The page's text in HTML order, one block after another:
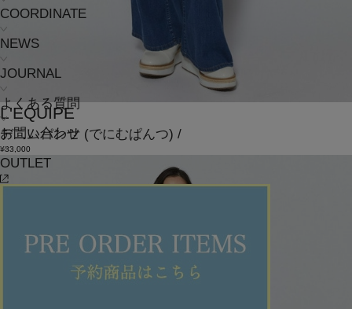
COORDINATE
NEWS
JOURNAL
よくある質問
お問い合わせ
OUTLET
L'EQUIPE
デニムパンツ (でにむぱんつ) /
¥33,000